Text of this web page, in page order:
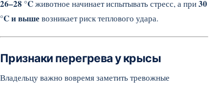
26–28 °Cживотное начинает испытывать стресс, а при30
°C и выше возникает риск теплового удара.
Признаки перегрева у крысы
Владельцу важно вовремя заметить тревожные